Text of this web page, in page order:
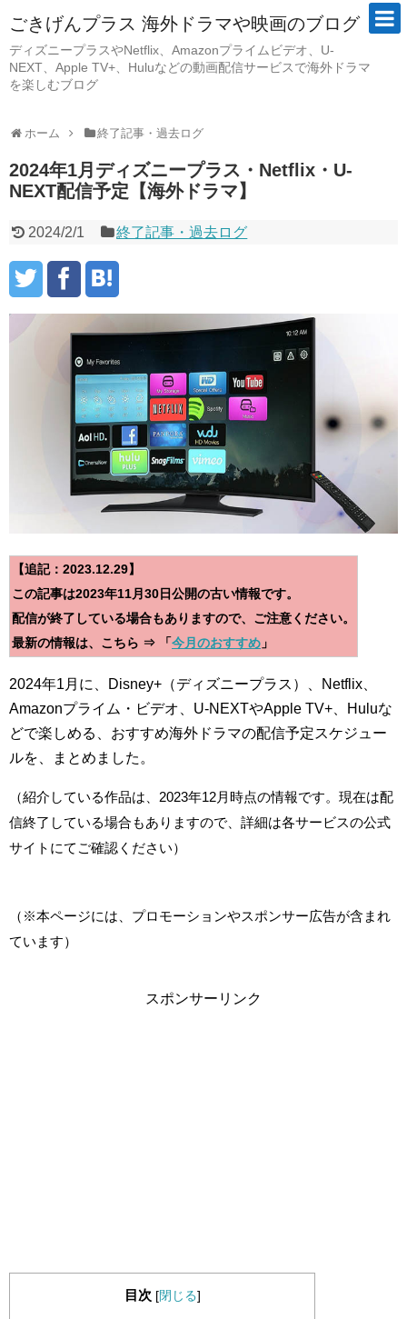
ごきげんプラス 海外ドラマや映画のブログ
ディズニープラスやNetflix、Amazonプライムビデオ、U-
NEXT、Apple TV+、Huluなどの動画配信サービスで海外ドラマ
を楽しむブログ
ホーム 終了記事・過去ログ
2024年1月ディズニープラス・Netflix・U-
NEXT配信予定【海外ドラマ】
2024/2/1 終了記事・過去ログ
【追記：2023.12.29】
この記事は2023年11月30日公開の古い情報です。
配信が終了している場合もありますので、ご注意ください。
最新の情報は、こちら ⇒ 「今月のおすすめ 」
2024年1月に、Disney+（ディズニープラス）、Netflix、
Amazonプライム・ビデオ、U-NEXTやApple TV+、Huluな
どで楽しめる、おすすめ海外ドラマの配信予定スケジュー
ルを、まとめました。
（紹介している作品は、2023年12月時点の情報です。現在は配
信終了している場合もありますので、詳細は各サービスの公式
サイトにてご確認ください）
（※本ページには、プロモーションやスポンサー広告が含まれ
ています）
スポンサーリンク
目次 [閉じる]